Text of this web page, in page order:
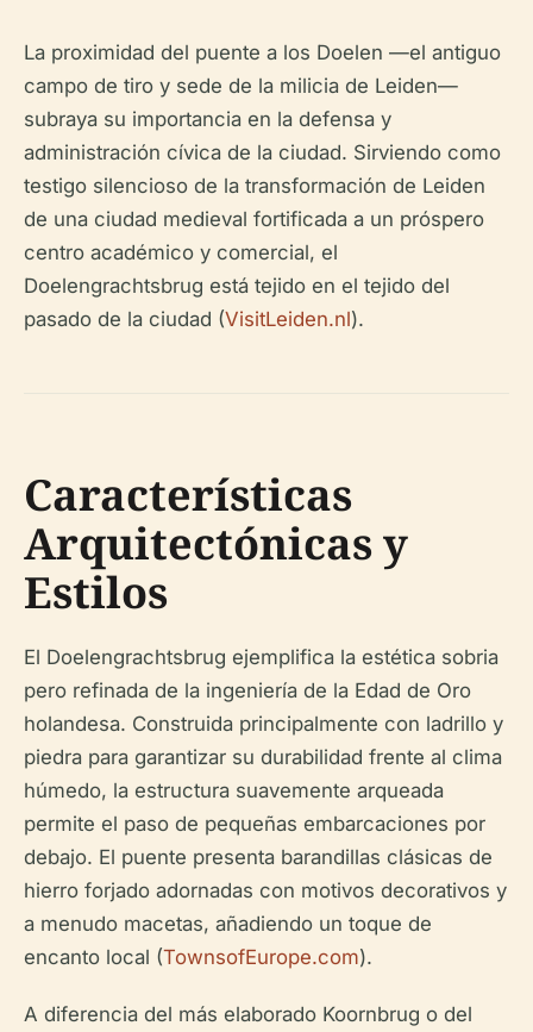
La proximidad del puente a los Doelen —el antiguo
campo de tiro y sede de la milicia de Leiden—
subraya su importancia en la defensa y
administración cívica de la ciudad. Sirviendo como
testigo silencioso de la transformación de Leiden
de una ciudad medieval fortificada a un próspero
centro académico y comercial, el
Doelengrachtsbrug está tejido en el tejido del
pasado de la ciudad (VisitLeiden.nl).
Características
Arquitectónicas y
Estilos
El Doelengrachtsbrug ejemplifica la estética sobria
pero refinada de la ingeniería de la Edad de Oro
holandesa. Construida principalmente con ladrillo y
piedra para garantizar su durabilidad frente al clima
húmedo, la estructura suavemente arqueada
permite el paso de pequeñas embarcaciones por
debajo. El puente presenta barandillas clásicas de
hierro forjado adornadas con motivos decorativos y
a menudo macetas, añadiendo un toque de
encanto local (TownsofEurope.com).
A diferencia del más elaborado Koornbrug o del